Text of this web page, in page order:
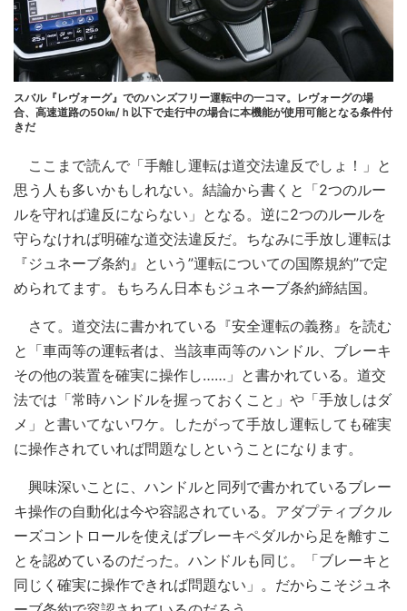
スバル『レヴォーグ』でのハンズフリー運転中の一コマ。レヴォーグの場
合、高速道路の50㎞/ｈ以下で走行中の場合に本機能が使用可能となる条件付
きだ
ここまで読んで「手離し運転は道交法違反でしょ！」と
思う人も多いかもしれない。結論から書くと「2つのルー
ルを守れば違反にならない」となる。逆に2つのルールを
守らなければ明確な道交法違反だ。ちなみに手放し運転は
『ジュネーブ条約』という”運転についての国際規約”で定
められてます。もちろん日本もジュネーブ条約締結国。
さて。道交法に書かれている『安全運転の義務』を読む
と「車両等の運転者は、当該車両等のハンドル、ブレーキ
その他の装置を確実に操作し……」と書かれている。道交
法では「常時ハンドルを握っておくこと」や「手放しはダ
メ」と書いてないワケ。したがって手放し運転しても確実
に操作されていれば問題なしということになります。
興味深いことに、ハンドルと同列で書かれているブレー
キ操作の自動化は今や容認されている。アダプティブクル
ーズコントロールを使えばブレーキペダルから足を離すこ
とを認めているのだった。ハンドルも同じ。「ブレーキと
同じく確実に操作できれば問題ない」。だからこそジュネ